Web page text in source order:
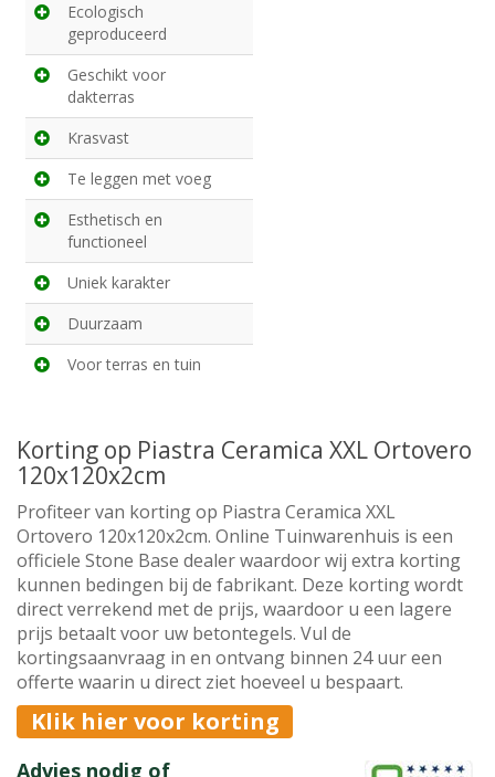
Ecologisch
geproduceerd
Geschikt voor
dakterras
Krasvast
Te leggen met voeg
Esthetisch en
functioneel
Uniek karakter
Duurzaam
Voor terras en tuin
Korting op Piastra Ceramica XXL Ortovero
120x120x2cm
Profiteer van korting op Piastra Ceramica XXL
Ortovero 120x120x2cm. Online Tuinwarenhuis is een
officiele Stone Base dealer waardoor wij extra korting
kunnen bedingen bij de fabrikant. Deze korting wordt
direct verrekend met de prijs, waardoor u een lagere
prijs betaalt voor uw betontegels. Vul de
kortingsaanvraag in en ontvang binnen 24 uur een
offerte waarin u direct ziet hoeveel u bespaart.
Klik hier voor korting
Advies nodig of